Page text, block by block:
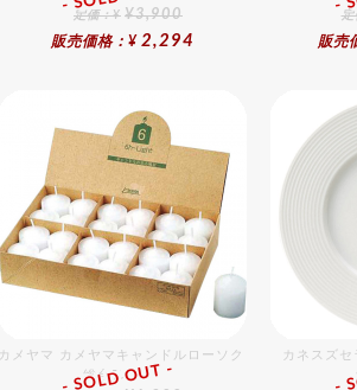
定価：¥ ¥3,900
販売価格：¥ 2,294
定
販売
カメヤマ カメヤマキャンドルローソク （24入）
総合ﾗﾝｷﾝｸﾞ
- SOLD OUT -
カネスズ
-